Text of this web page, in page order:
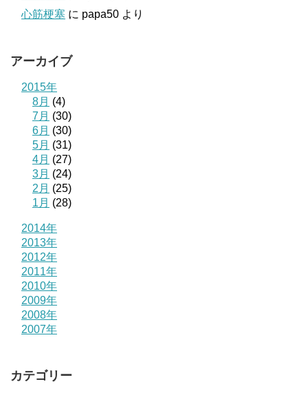
心筋梗塞 に papa50 より
アーカイブ
2015年
8月 (4)
7月 (30)
6月 (30)
5月 (31)
4月 (27)
3月 (24)
2月 (25)
1月 (28)
2014年
2013年
2012年
2011年
2010年
2009年
2008年
2007年
カテゴリー